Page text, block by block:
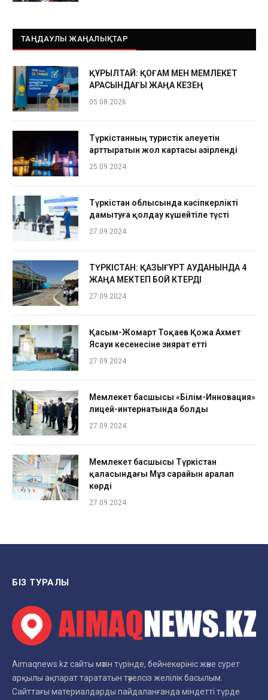
ТАҢДАУЛЫ ЖАҢАЛЫҚТАР
ҚҰРЫЛТАЙ: ҚОҒАМ МЕН МЕМЛЕКЕТ
АРАСЫНДАҒЫ ЖАҢА КЕЗЕҢ
05.08.2026
Түркістанның туристік әлеуетін
арттыратын жол картасы әзірленді
25.09.2024
Түркістан облысында кәсіпкерлікті
дамытуға қолдау күшейтіле түсті
27.09.2024
ТҮРКІСТАН: ҚАЗЫҒҰРТ АУДАНЫНДА 4
ЖАҢА МЕКТЕП БОЙ КӨТЕРДІ
27.09.2024
Қасым-Жомарт Тоқаев Қожа Ахмет
Ясауи кесенесіне зиярат етті
27.09.2024
Мемлекет басшысы «Білім-Инновация»
лицей-интернатында болды
27.09.2024
Мемлекет басшысы Түркістан
қаласындағы Мұз сарайын аралап
көрді
27.09.2024
БІЗ ТУРАЛЫ
Aimaqnews.kz сайты мәтін түрінде, бейнекөрініс және сурет
арқылы ақпарат тарататын тәуелсіз желілік басылым.
Сайттағы материалдарды пайдаланғанда міндетті түрде